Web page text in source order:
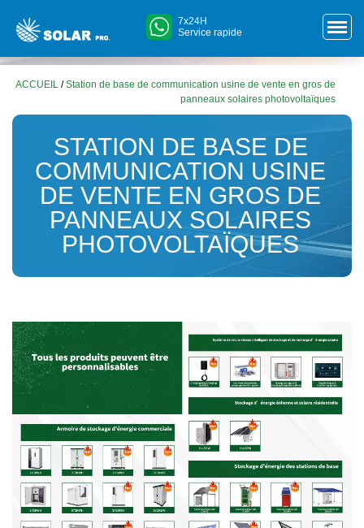
7x24H
Service rapide
ACCUEIL /Station de base de communication usine de vente en gros de
panneaux solaires photovoltaïques
STATION DE BASE DE
COMMUNICATION USINE
DE VENTE EN GROS DE
PANNEAUX SOLAIRES
PHOTOVOLTAÏQUES